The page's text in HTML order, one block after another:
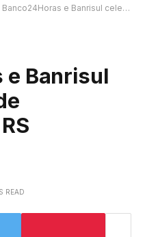
Banco24Horas e Banrisul celebram 1 mi de transações no RS
e Banrisul
READ